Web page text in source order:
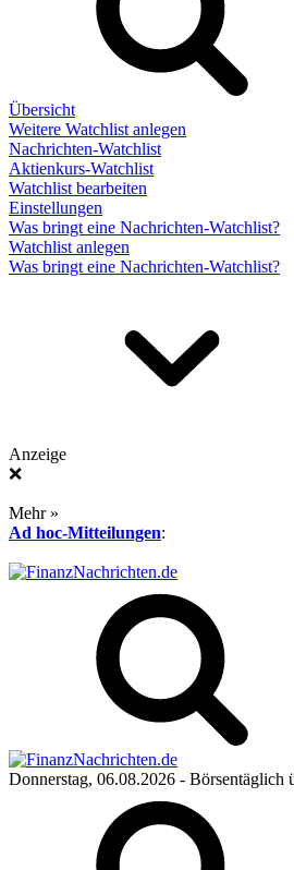
Übersicht
Weitere Watchlist anlegen
Nachrichten-Watchlist
Aktienkurs-Watchlist
Watchlist bearbeiten
Einstellungen
Was bringt eine Nachrichten-Watchlist?
Watchlist anlegen
Was bringt eine Nachrichten-Watchlist?
Anzeige
❌
Mehr »
Ad hoc-Mitteilungen:
Donnerstag, 06.08.2026 - Börsentäglich